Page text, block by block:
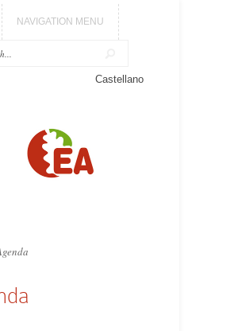
NAVIGATION MENU
Castellano